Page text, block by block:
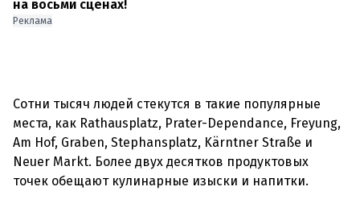
на восьми сценах!
Реклама
Сотни тысяч людей стекутся в такие популярные
места, как Rathausplatz, Prater-Dependance, Freyung,
Am Hof, Graben, Stephansplatz, Kärntner Straße и
Neuer Markt. Более двух десятков продуктовых
точек обещают кулинарные изыски и напитки.